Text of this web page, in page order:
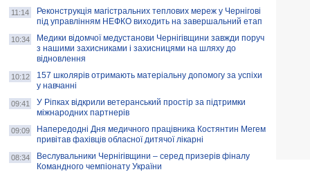
11:14
Реконструкція магістральних теплових мереж у Чернігові
під управлінням НЕФКО виходить на завершальний етап
10:34
Медики відомчої медустанови Чернігівщини завжди поруч
з нашими захисниками і захисницями на шляху до
відновлення
10:12
157 школярів отримають матеріальну допомогу за успіхи
у навчанні
09:41
У Ріпках відкрили ветеранський простір за підтримки
міжнародних партнерів
09:09
Напередодні Дня медичного працівника Костянтин Мегем
привітав фахівців обласної дитячої лікарні
08:34
Веслувальники Чернігівщини – серед призерів фіналу
Командного чемпіонату України